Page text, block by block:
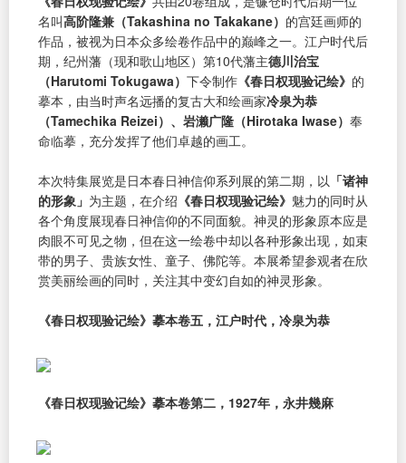
名叫高阶隆兼（Takashina no Takakane） 的宫廷画师的
作品，被视为日本众多绘卷作品中的巅峰之一。江户时代后
期，纪州藩（现和歌山地区）第10代藩主德川治宝
（Harutomi Tokugawa） 下令制作 《春日权现验记绘》 的
摹本，由当时声名远播的复古大和绘画家冷泉为恭
（Tamechika Reizei）、岩濑广隆（Hirotaka Iwase） 奉
命临摹，充分发挥了他们卓越的画工。
本次特集展览是日本春日神信仰系列展的第二期，以 「诸神
的形象」 为主题，在介绍 《春日权现验记绘》 魅力的同时从
各个角度展现春日神信仰的不同面貌。神灵的形象原本应是
肉眼不可见之物，但在这一绘卷中却以各种形象出现，如束
带的男子、贵族女性、童子、佛陀等。本展希望参观者在欣
赏美丽绘画的同时，关注其中变幻自如的神灵形象。
《春日权现验记绘》摹本卷五，江户时代，冷泉为恭
《春日权现验记绘》摹本卷第二，1927年，永井幾麻